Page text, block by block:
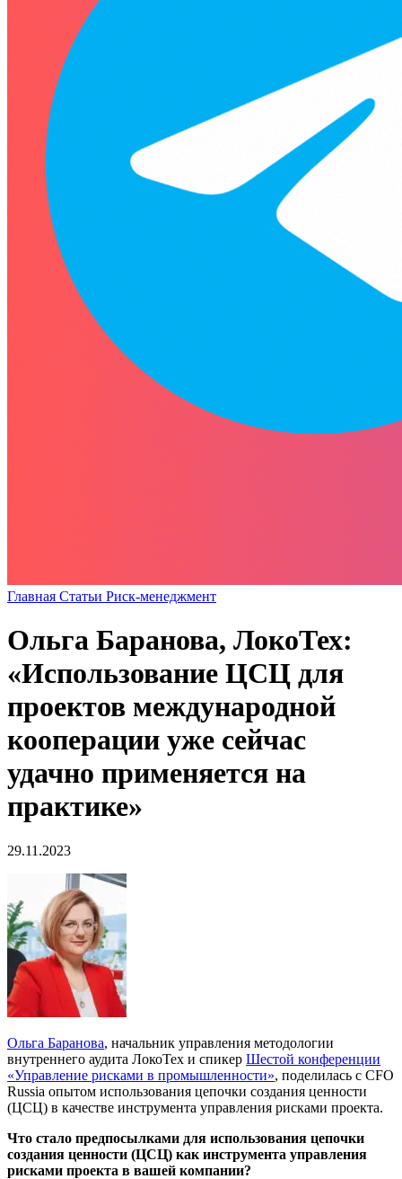
Главная Статьи Риск-менеджмент
Ольга Баранова, ЛокоТех:
«Использование ЦСЦ для
проектов международной
кооперации уже сейчас
удачно применяется на
практике»
29.11.2023
Ольга Баранова, начальник управления методологии
внутреннего аудита ЛокоТех и спикер Шестой конференции
«Управление рисками в промышленности», поделилась с CFO
Russia опытом использования цепочки создания ценности
(ЦСЦ) в качестве инструмента управления рисками проекта.
Что стало предпосылками для использования цепочки
создания ценности (ЦСЦ) как инструмента управления
рисками проекта в вашей компании?